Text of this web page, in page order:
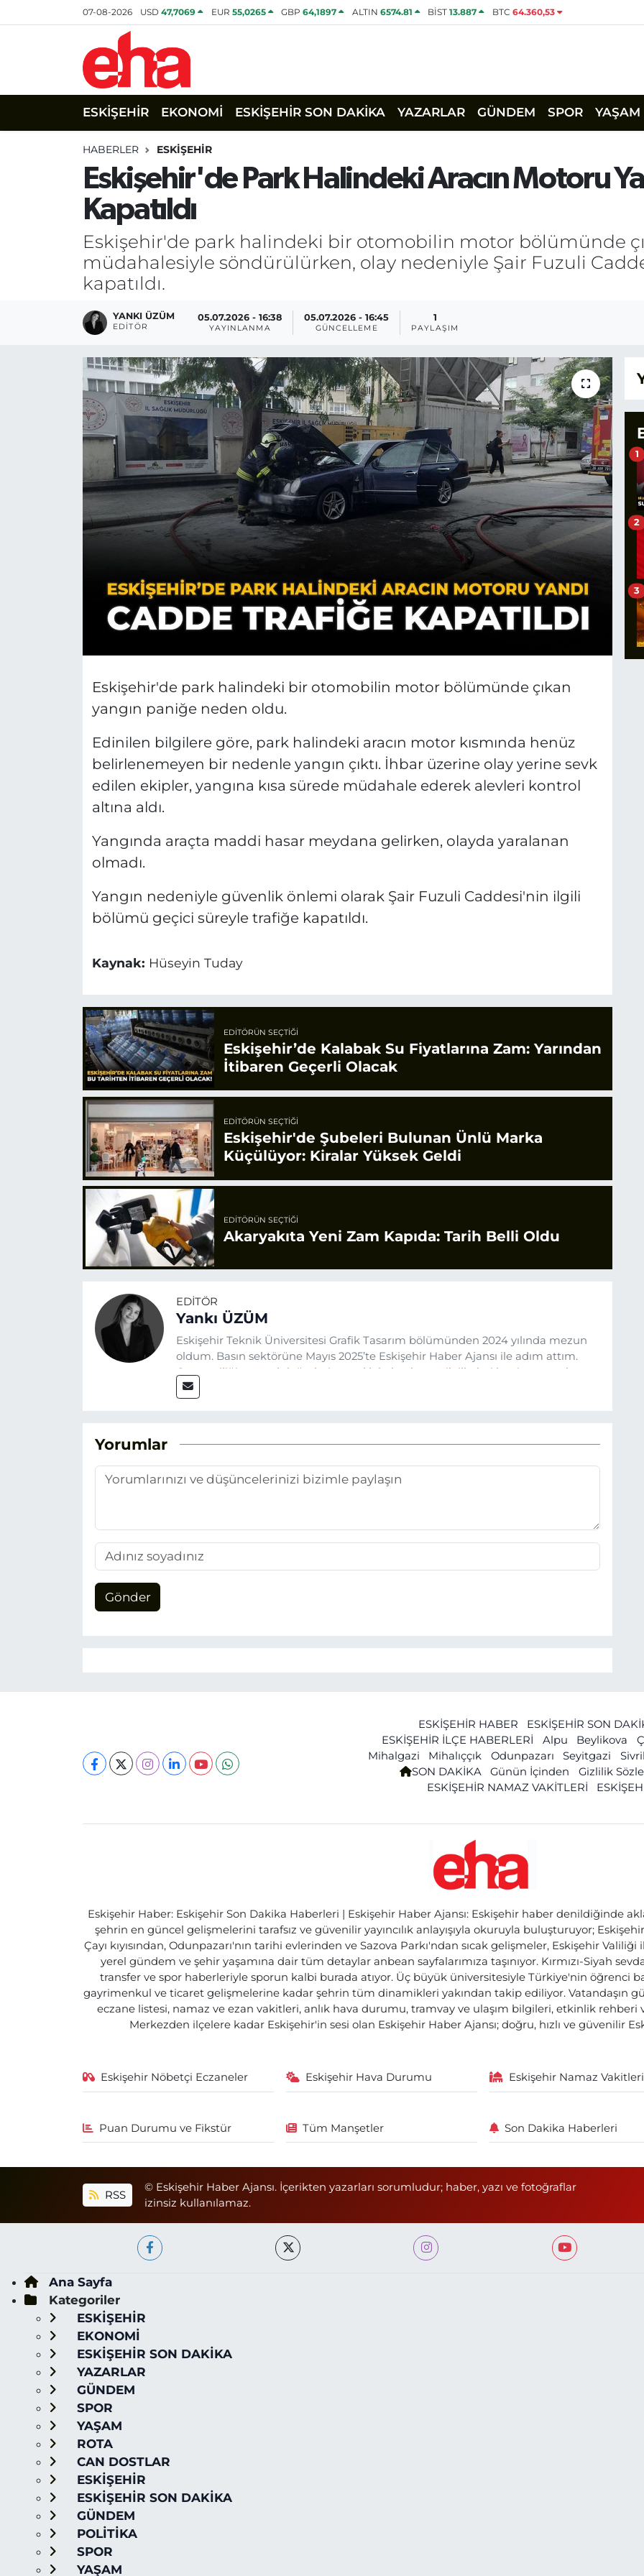
07-08-2026 USD47,7069 EUR 55,0265 GBP64,1897 ALTIN 6574.81 BİST13.887 BTC 64.360,53
ESKİŞEHİR EKONOMİ ESKİŞEHİR SON DAKİKA YAZARLAR GÜNDEM SPOR YAŞAM
HABERLER ESKİŞEHİR
Eskişehir'de Park Halindeki Aracın Motoru
Kapatıldı
Eskişehir'de park halindeki bir otomobilin motor bölümünde
müdahalesiyle söndürülürken, olay nedeniyle Şair Fuzuli
kapatıldı.
YANKI ÜZÜM
EDITÖR
05.07.2026 - 16:38
YAYINLANMA
05.07.2026 - 16:45
GÜNCELLEME
1
PAYLAŞIM
Eskişehir'de park halindeki bir otomobilin motor bölümünde çıkan
yangın paniğe neden oldu.
Edinilen bilgilere göre, park halindeki aracın motor kısmında henüz
belirlenemeyen bir nedenle yangın çıktı. İhbar üzerine olay yerine sevk
edilen ekipler, yangına kısa sürede müdahale ederek alevleri kontrol
altına aldı.
Yangında araçta maddi hasar meydana gelirken, olayda yaralanan
olmadı.
Yangın nedeniyle güvenlik önlemi olarak Şair Fuzuli Caddesi'nin ilgili
bölümü geçici süreyle trafiğe kapatıldı.
Kaynak: Hüseyin Tuday
EDITÖRÜN SEÇTIĞI
Eskişehir’de Kalabak Su Fiyatlarına Zam: Yarından
İtibaren Geçerli Olacak
EDITÖRÜN SEÇTIĞI
Eskişehir'de Şubeleri Bulunan Ünlü Marka
Küçülüyor: Kiralar Yüksek Geldi
EDITÖRÜN SEÇTIĞI
Akaryakıta Yeni Zam Kapıda: Tarih Belli Oldu
EDITÖR
Yankı ÜZÜM
Eskişehir Teknik Üniversitesi Grafik Tasarım bölümünden 2024 yılında mezun
oldum. Basın sektörüne Mayıs 2025’te Eskişehir Haber Ajansı ile adım attım.
Gazeteciliğin temel değerlerine sadık kalarak ve etik ilkeleri benimseyerek,
Eskişehir gündemini en doğru ve sıcak şekilde takipçilerimize aktarmayı
Yorumlar
Gönder
1
2
3
ESKİŞEHİR HABER ESKİŞEHİR SON
ESKİŞEHİR İLÇE HABERLERİ
Alpu Beylikova
Mihalgazi
Mihalıççık Odunpazarı Seyitgazi
SON DAKİKA
Günün İçinden Gizlilik
ESKİŞEHİR NAMAZ VAKİTLERİ
Eskişehir Haber: Eskişehir Son Dakika Haberleri | Eskişehir Haber Ajansı: Eskişehir haber denildiğinde
şehrin en güncel gelişmelerini tarafsız ve güvenilir yayıncılık anlayışıyla okuruyla buluşturuyor;
Çayı kıyısından, Odunpazarı'nın tarihi evlerinden ve Sazova Parkı'ndan sıcak gelişmeler, Eskişehir
yerel gündem ve şehir yaşamına dair tüm detaylar anbean sayfalarımıza taşınıyor. Kırmızı-Siyah
transfer ve spor haberleriyle sporun kalbi burada atıyor. Üç büyük üniversitesiyle Türkiye'nin öğrenci
gayrimenkul ve ticaret gelişmelerine kadar şehrin tüm dinamikleri yakından takip ediliyor. Vatandaşın
eczane listesi, namaz ve ezan vakitleri, anlık hava durumu, tramvay ve ulaşım bilgileri, etkinlik
Merkezden ilçelere kadar Eskişehir'in sesi olan Eskişehir Haber Ajansı; doğru, hızlı ve güvenilir
Eskişehir Nöbetçi Eczaneler Eskişehir Hava Durumu Eskişehir Namaz Vakitleri
Puan Durumu ve Fikstür Tüm Manşetler Son Dakika Haberleri
RSS
© Eskişehir Haber Ajansı. İçerikten yazarları sorumludur; haber, yazı ve fotoğraflar
izinsiz kullanılamaz.
Ana Sayfa
Kategoriler
ESKİŞEHİR
EKONOMİ
ESKİŞEHİR SON DAKİKA
YAZARLAR
GÜNDEM
SPOR
YAŞAM
ROTA
CAN DOSTLAR
ESKİŞEHİR
ESKİŞEHİR SON DAKİKA
GÜNDEM
POLİTİKA
SPOR
YAŞAM